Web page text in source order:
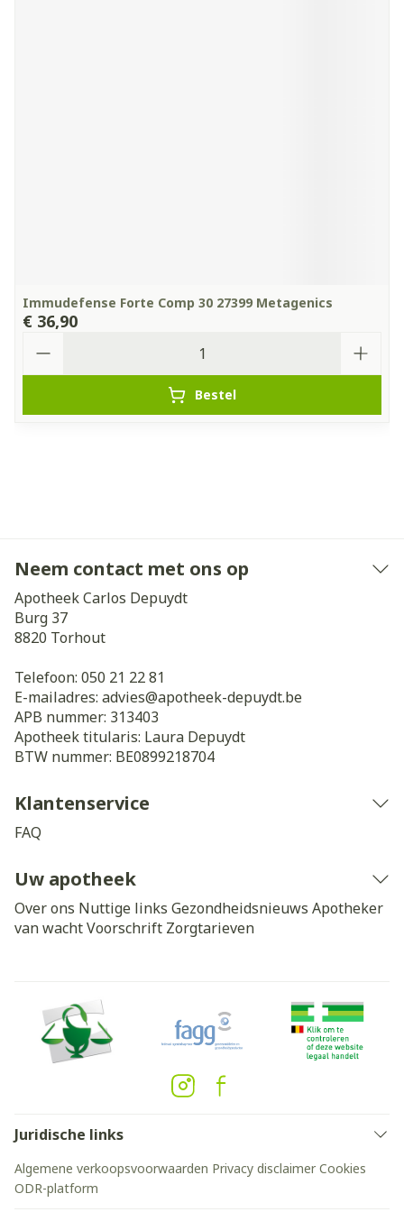
Immudefense Forte Comp 30 27399 Metagenics
€ 36,90
Bestel
Neem contact met ons op
Apotheek Carlos Depuydt
Burg 37
8820 Torhout
Telefoon: 050 21 22 81
E-mailadres: advies@apotheek-depuydt.be
APB nummer: 313403
Apotheek titularis: Laura Depuydt
BTW nummer: BE0899218704
Klantenservice
FAQ
Uw apotheek
Over ons Nuttige links Gezondheidsnieuws Apotheker
van wachtVoorschrift Zorgtarieven
Juridische links
Algemene verkoopsvoorwaarden Privacy disclaimer Cookies
ODR-platform